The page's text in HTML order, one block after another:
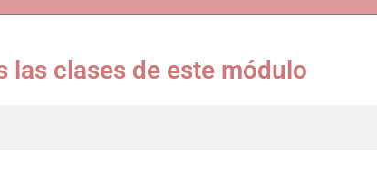
las clases de este módulo